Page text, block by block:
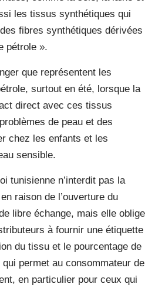
les tissus synthétiques qui
fibres synthétiques dérivées
pétrole ».
que représentent les
surtout en été, lorsque la
direct avec ces tissus
de peau et des
chez les enfants et les
sensible.
tunisienne n’interdit pas la
raison de l’ouverture du
libre échange, mais elle oblige
à fournir une étiquette
du tissu et le pourcentage de
permet au consommateur de
en particulier pour ceux qui